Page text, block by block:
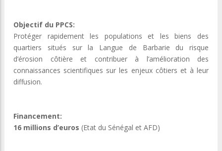
Objectif du PPCS:
Protéger rapidement les populations et les biens des
quartiers situés sur la Langue de Barbarie du risque
d’érosion côtière et contribuer à l’amélioration des
connaissances scientifiques sur les enjeux côtiers et à leur
diffusion.
Financement:
16 millions d’euros (Etat du Sénégal et AFD)